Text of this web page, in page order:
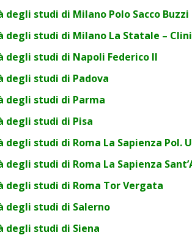
degli studi di Milano Polo Sacco Buzzi
degli studi di Milano La Statale –
degli studi di Napoli Federico II
degli studi di Padova
degli studi di Parma
degli studi di Pisa
degli studi di Roma La Sapienza Pol.
degli studi di Roma La Sapienza
degli studi di Roma Tor Vergata
degli studi di Salerno
degli studi di Siena